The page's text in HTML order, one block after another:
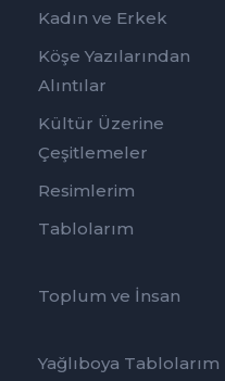
Kadın ve Erkek
Köşe Yazılarından
Alıntılar
Kültür Üzerine
Çeşitlemeler
Resimlerim
Tablolarım
Toplum ve İnsan
Yağlıboya Tablolarım